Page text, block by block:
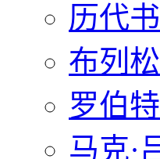
历代
布列松
罗伯
马克·